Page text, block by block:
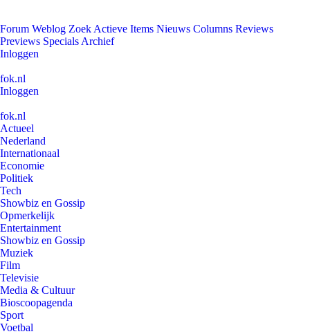
Forum Weblog Zoek Actieve Items Nieuws Columns Reviews
Previews Specials Archief
Inloggen
fok.nl
Inloggen
fok.nl
Actueel
Nederland
Internationaal
Economie
Politiek
Tech
Showbiz en Gossip
Opmerkelijk
Entertainment
Showbiz en Gossip
Muziek
Film
Televisie
Media & Cultuur
Bioscoopagenda
Sport
Voetbal